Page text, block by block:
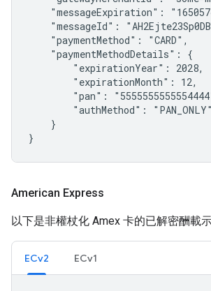
"messageExpiration":
"messageId":
    "paymentMethod": "CARD",
    "paymentMethodDetails": {
        "expirationYear": 2028,
        "expirationMonth": 12,
"pan":
        "authMethod": "PAN_ONLY"
    }
}
American Express
以下是非權杖化 Amex 卡的已解密酬載示
ECv2 ECv1